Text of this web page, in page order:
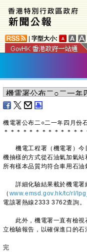
字型大小:
機電署公布二○二一年四月份
＊ ＊ ＊ ＊ ＊ ＊ ＊ ＊ ＊ ＊ ＊ ＊ ＊
機電工程署（機電署）今
機抽樣的方式從石油氣加氣
所有樣本品質均符合車用石油
詳細化驗結果載於機電署
（ www.emsd.gov.hk/tc/rl/
電該署熱線2333 3762查詢。
此外，機電署一直有檢視
立檢驗報告，以確保進口的石
完